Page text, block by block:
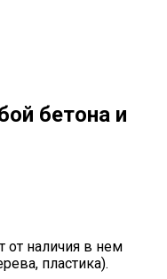
бетона и
от наличия в нем
пластика).